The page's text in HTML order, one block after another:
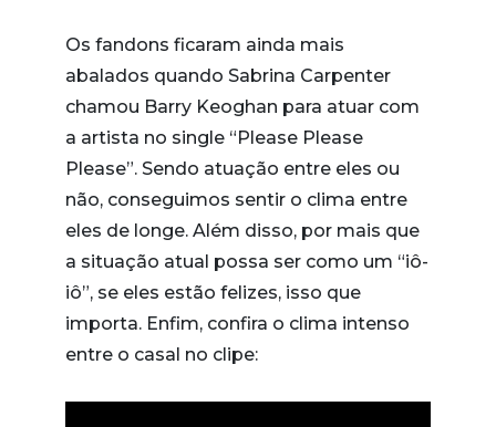
Os fandons ficaram ainda mais
abalados quando Sabrina Carpenter
chamou Barry Keoghan para atuar com
a artista no single “Please Please
Please”. Sendo atuação entre eles ou
não, conseguimos sentir o clima entre
eles de longe. Além disso, por mais que
a situação atual possa ser como um “iô-
iô”, se eles estão felizes, isso que
importa. Enfim, confira o clima intenso
entre o casal no clipe: